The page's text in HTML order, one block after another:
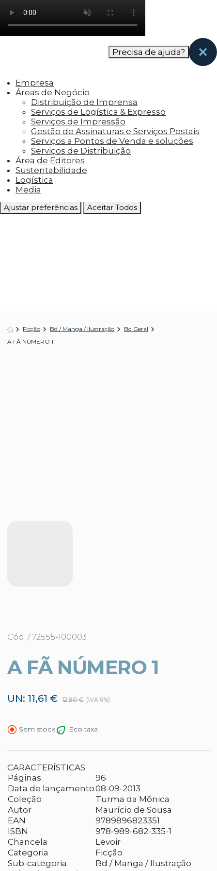
como os visitantes interagem com o site. Esses
cookies ajudam a fornecer informações sobre
as métricas do número de visitantes, taxa de
rejeição, origem do tráfego, etc.
funcionalidades, como compartilhar o
conteúdo do site em plataformas de social
media, coletar feedbacks e outros recursos de
terceiros.
Cookies Marketing
Os cookies de marketing são usados para
entregar aos visitantes anúncios
personalizados com base nas páginas que eles
visitaram antes e analisar a eficácia da
campanha publicitária.
Ajustar preferências Aceitar Todos
Precisa de ajuda?
Empresa
Áreas de Negócio
Distribuição de Imprensa
Serviços de Logística & Expresso
Serviços de Impressão
Gestão de Assinaturas e Serviços Postais
Serviços a Pontos de Venda e soluções
Serviços de Distribuição
Área de Editores
Sustentabilidade
Logística
Media
Ficção Bd / Manga / Ilustração
Bd Geral
A FÃ NÚMERO 1
Cód. / 72555-100003
A FÃ NÚMERO 1
UN: 11,61 € 12,90 € (IVA 6%)
Sem stock Eco taxa
CARACTERÍSTICAS
Páginas
96
Data de lançamento08-09-2013
Coleção
Turma da Mônica
Autor
Maurício de Sousa
EAN
9789896823351
ISBN
978-989-682-335-1
Chancela
Levoir
Categoria
Ficção
Sub-categoria
Bd / Manga / Ilustração